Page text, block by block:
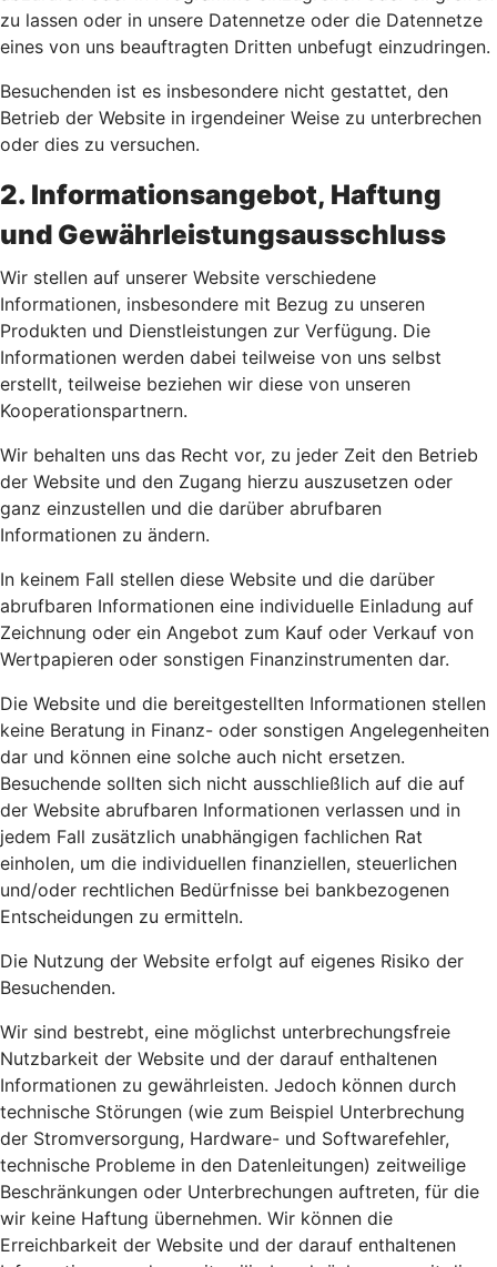
zu lassen oder in unsere Datennetze oder die Datennetze
eines von uns beauftragten Dritten unbefugt einzudringen.
Besuchenden ist es insbesondere nicht gestattet, den
Betrieb der Website in irgendeiner Weise zu unterbrechen
oder dies zu versuchen.
2. Informationsangebot, Haftung
und Gewährleistungsausschluss
Wir stellen auf unserer Website verschiedene
Informationen, insbesondere mit Bezug zu unseren
Produkten und Dienstleistungen zur Verfügung. Die
Informationen werden dabei teilweise von uns selbst
erstellt, teilweise beziehen wir diese von unseren
Kooperationspartnern.
Wir behalten uns das Recht vor, zu jeder Zeit den Betrieb
der Website und den Zugang hierzu auszusetzen oder
ganz einzustellen und die darüber abrufbaren
Informationen zu ändern.
In keinem Fall stellen diese Website und die darüber
abrufbaren Informationen eine individuelle Einladung auf
Zeichnung oder ein Angebot zum Kauf oder Verkauf von
Wertpapieren oder sonstigen Finanzinstrumenten dar.
Die Website und die bereitgestellten Informationen stellen
keine Beratung in Finanz- oder sonstigen Angelegenheiten
dar und können eine solche auch nicht ersetzen.
Besuchende sollten sich nicht ausschließlich auf die auf
der Website abrufbaren Informationen verlassen und in
jedem Fall zusätzlich unabhängigen fachlichen Rat
einholen, um die individuellen finanziellen, steuerlichen
und/oder rechtlichen Bedürfnisse bei bankbezogenen
Entscheidungen zu ermitteln.
Die Nutzung der Website erfolgt auf eigenes Risiko der
Besuchenden.
Wir sind bestrebt, eine möglichst unterbrechungsfreie
Nutzbarkeit der Website und der darauf enthaltenen
Informationen zu gewährleisten. Jedoch können durch
technische Störungen (wie zum Beispiel Unterbrechung
der Stromversorgung, Hardware- und Softwarefehler,
technische Probleme in den Datenleitungen) zeitweilige
Beschränkungen oder Unterbrechungen auftreten, für die
wir keine Haftung übernehmen. Wir können die
Erreichbarkeit der Website und der darauf enthaltenen